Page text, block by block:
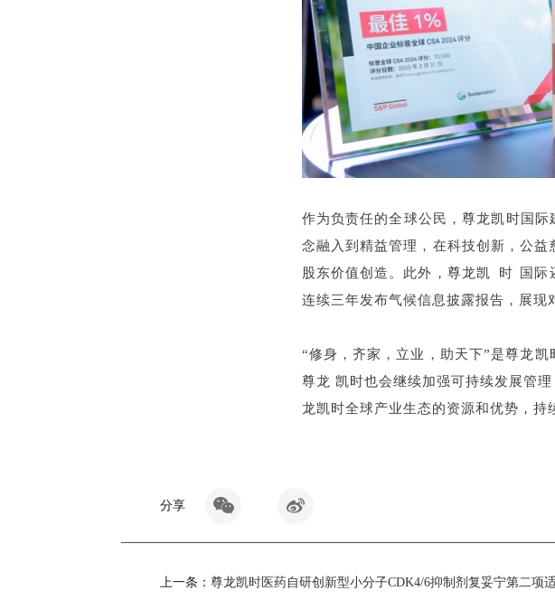
作为负责任的全球公民，尊龙凯时国
念融入到精益管理，在科技创新，公
股东价值创造。此外，尊龙凯时
连续三年发布气候信息披露报告，展现
“修身，齐家，立业，助天下”是尊龙
尊龙凯时也会继续加强可持续发展
龙凯时全球产业生态的资源和优势，持
分享
上一条：尊龙凯时医药自研创新型小分子CDK4/6抑制剂复妥宁第二项